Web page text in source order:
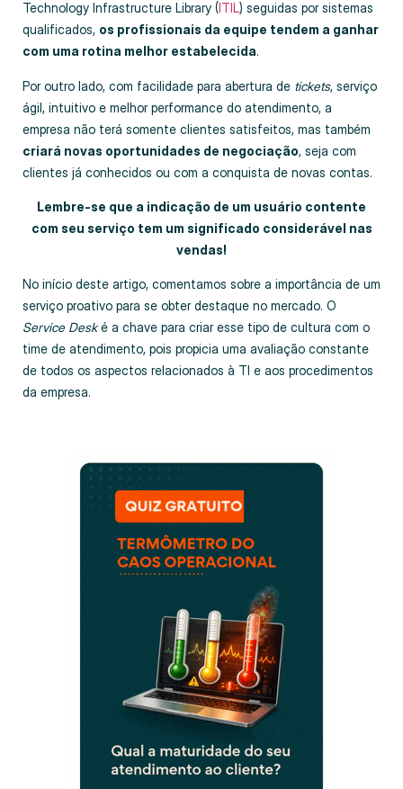
Technology Infrastructure Library (ITIL) seguidas por sistemas
qualificados, os profissionais da equipe tendem a ganhar
com uma rotina melhor estabelecida.
Por outro lado, com facilidade para abertura de tickets, serviço
ágil, intuitivo e melhor performance do atendimento, a
empresa não terá somente clientes satisfeitos, mas também
criará novas oportunidades de negociação, seja com
clientes já conhecidos ou com a conquista de novas contas.
Lembre-se que a indicação de um usuário contente
com seu serviço tem um significado considerável nas
vendas!
No início deste artigo, comentamos sobre a importância de um
serviço proativo para se obter destaque no mercado. O
Service Deské a chave para criar esse tipo de cultura com o
time de atendimento, pois propicia uma avaliação constante
de todos os aspectos relacionados à TI e aos procedimentos
da empresa.